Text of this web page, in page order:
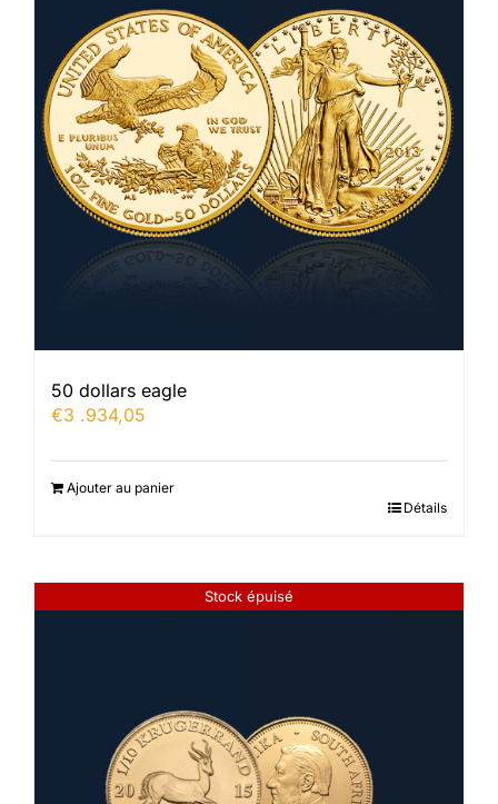
50 dollars eagle
€3 .934,05
Ajouter au panier
Détails
Stock épuisé